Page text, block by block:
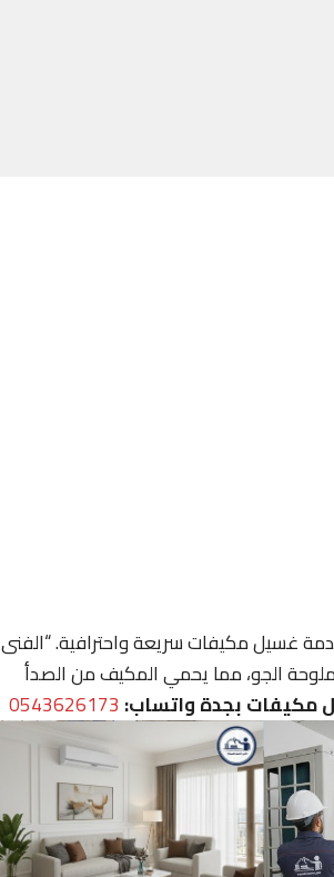
خدمة غسيل مكيفات سريعة واحترافية. “الفنى
ملوحة الجو، مما يحمي المكيف من الصدأ
مكيفات بجدة واتساب: 0543626173